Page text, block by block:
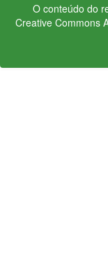
O conteúdo do
Creative Commons